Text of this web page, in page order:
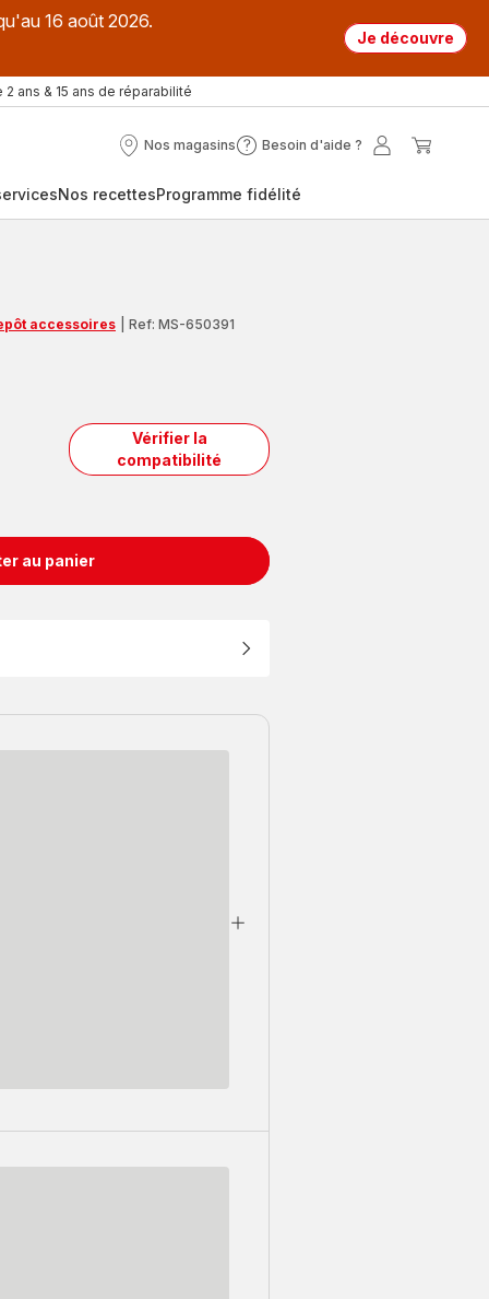
16 août 2026.
Je découvre
2 ans & 15 ans de réparabilité
Nos magasins
Nos
Besoin d'aide ?
Besoin
?
Mon
Nos recettesProgramme fidélité
accessoires Ref: MS-650391
Vérifier la
compatibilité
au panier